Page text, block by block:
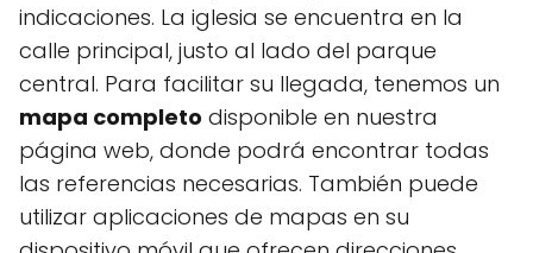
indicaciones. La iglesia se encuentra en la
calle principal, justo al lado del parque
central. Para facilitar su llegada, tenemos un
mapa completo disponible en nuestra
página web, donde podrá encontrar todas
las referencias necesarias. También puede
utilizar aplicaciones de mapas en su